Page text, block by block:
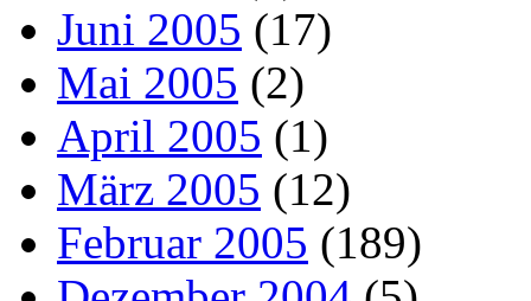
Juni 2005 (17)
Mai 2005 (2)
April 2005 (1)
März 2005 (12)
Februar 2005 (189)